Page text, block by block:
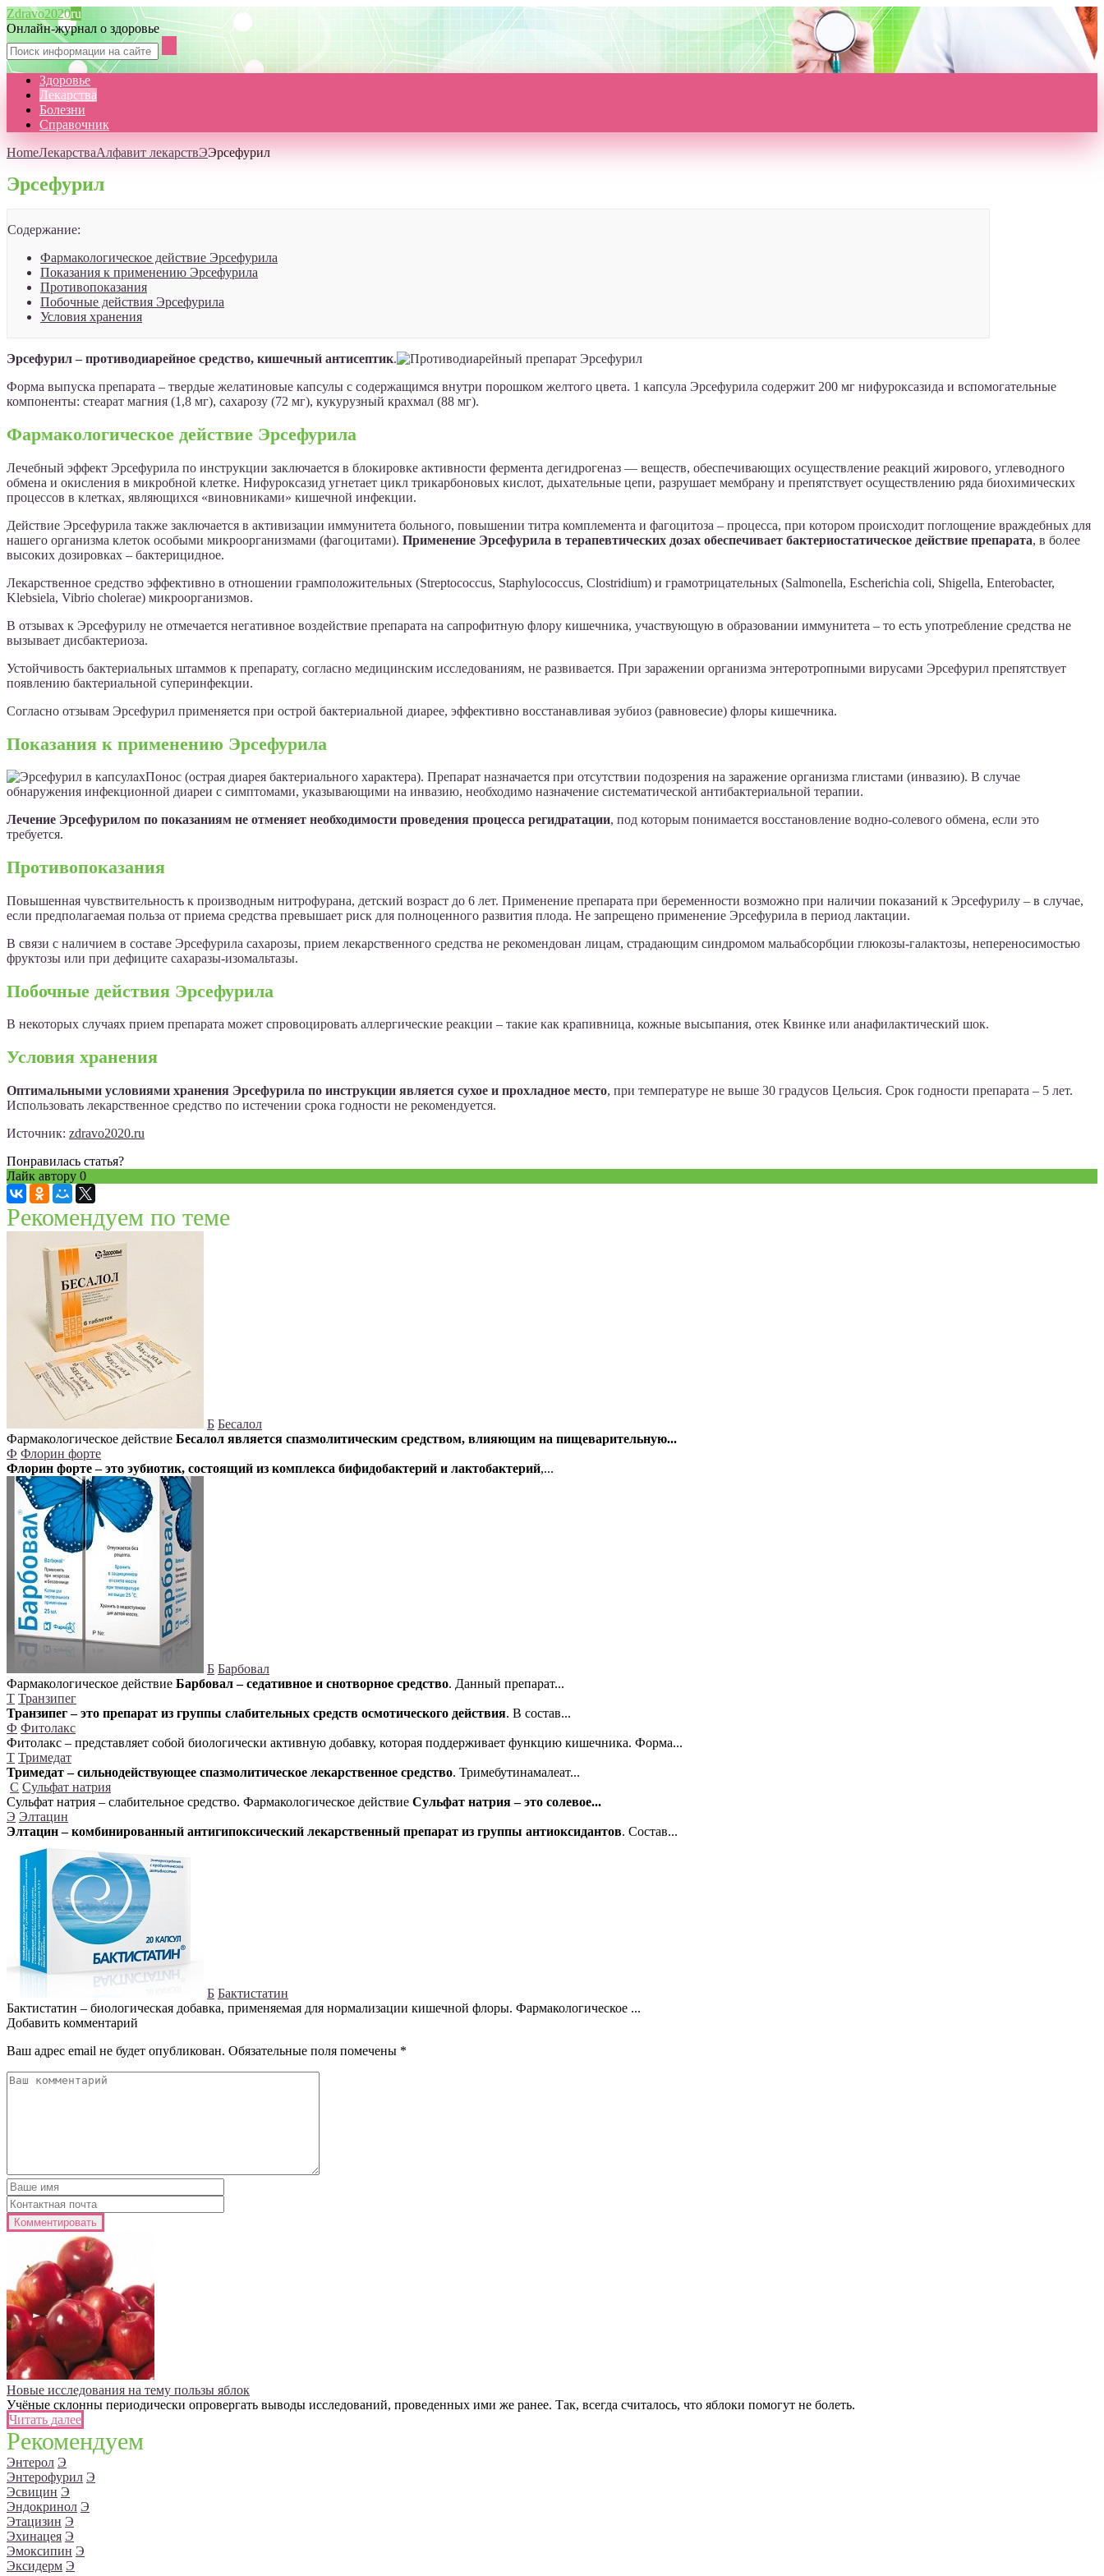
Zdravo2020ru
Онлайн-журнал о здоровье
Здоровье
Лекарства
Болезни
Справочник
HomeЛекарстваАлфавит лекарствЭЭрсефурил
Эрсефурил
Содержание:
Фармакологическое действие Эрсефурила
Показания к применению Эрсефурила
Противопоказания
Побочные действия Эрсефурила
Условия хранения
Эрсефурил – противодиарейное средство, кишечный антисептик.
Форма выпуска препарата – твердые желатиновые капсулы с содержащимся внутри порошком желтого цвета. 1 капсула Эрсефурила содержит 200 мг нифуроксазида и вспомогательные
компоненты: стеарат магния (1,8 мг), сахарозу (72 мг), кукурузный крахмал (88 мг).
Фармакологическое действие Эрсефурила
Лечебный эффект Эрсефурила по инструкции заключается в блокировке активности фермента дегидрогеназ — веществ, обеспечивающих осуществление реакций жирового, углеводного
обмена и окисления в микробной клетке. Нифуроксазид угнетает цикл трикарбоновых кислот, дыхательные цепи, разрушает мембрану и препятствует осуществлению ряда биохимических
процессов в клетках, являющихся «виновниками» кишечной инфекции.
Действие Эрсефурила также заключается в активизации иммунитета больного, повышении титра комплемента и фагоцитоза – процесса, при котором происходит поглощение враждебных для
нашего организма клеток особыми микроорганизмами (фагоцитами). Применение Эрсефурила в терапевтических дозах обеспечивает бактериостатическое действие препарата, в более
высоких дозировках – бактерицидное.
Лекарственное средство эффективно в отношении грамположительных (Streptococcus, Staphylococcus, Clostridium) и грамотрицательных (Salmonella, Escherichia coli, Shigella, Enterobacter,
Klebsiela, Vibrio cholerae) микроорганизмов.
В отзывах к Эрсефурилу не отмечается негативное воздействие препарата на сапрофитную флору кишечника, участвующую в образовании иммунитета – то есть употребление средства не
вызывает дисбактериоза.
Устойчивость бактериальных штаммов к препарату, согласно медицинским исследованиям, не развивается. При заражении организма энтеротропными вирусами Эрсефурил препятствует
появлению бактериальной суперинфекции.
Согласно отзывам Эрсефурил применяется при острой бактериальной диарее, эффективно восстанавливая эубиоз (равновесие) флоры кишечника.
Показания к применению Эрсефурила
Понос (острая диарея бактериального характера). Препарат назначается при отсутствии подозрения на заражение организма глистами (инвазию). В случае
обнаружения инфекционной диареи с симптомами, указывающими на инвазию, необходимо назначение систематической антибактериальной терапии.
Лечение Эрсефурилом по показаниям не отменяет необходимости проведения процесса регидратации, под которым понимается восстановление водно-солевого обмена, если это
требуется.
Противопоказания
Повышенная чувствительность к производным нитрофурана, детский возраст до 6 лет. Применение препарата при беременности возможно при наличии показаний к Эрсефурилу – в случае,
если предполагаемая польза от приема средства превышает риск для полноценного развития плода. Не запрещено применение Эрсефурила в период лактации.
В связи с наличием в составе Эрсефурила сахарозы, прием лекарственного средства не рекомендован лицам, страдающим синдромом мальабсорбции глюкозы-галактозы, непереносимостью
фруктозы или при дефиците сахаразы-изомальтазы.
Побочные действия Эрсефурила
В некоторых случаях прием препарата может спровоцировать аллергические реакции – такие как крапивница, кожные высыпания, отек Квинке или анафилактический шок.
Условия хранения
Оптимальными условиями хранения Эрсефурила по инструкции является сухое и прохладное место, при температуре не выше 30 градусов Цельсия. Срок годности препарата – 5 лет.
Использовать лекарственное средство по истечении срока годности не рекомендуется.
Источник: zdravo2020.ru
Понравилась статья?
Лайк автору 0
Рекомендуем по теме
Б Бесалол
Фармакологическое действие Бесалол является спазмолитическим средством, влияющим на пищеварительную...
Ф Флорин форте
Флорин форте – это эубиотик, состоящий из комплекса бифидобактерий и лактобактерий,...
Б Барбовал
Фармакологическое действие Барбовал – седативное и снотворное средство. Данный препарат...
Т Транзипег
Транзипег – это препарат из группы слабительных средств осмотического действия. В состав...
Ф Фитолакс
Фитолакс – представляет собой биологически активную добавку, которая поддерживает функцию кишечника. Форма...
Т Тримедат
Тримедат – сильнодействующее спазмолитическое лекарственное средство. Тримебутинамалеат...
С Сульфат натрия
Сульфат натрия – слабительное средство. Фармакологическое действие Сульфат натрия – это солевое...
Э Элтацин
Элтацин – комбинированный антигипоксический лекарственный препарат из группы антиоксидантов. Состав...
Б Бактистатин
Бактистатин – биологическая добавка, применяемая для нормализации кишечной флоры. Фармакологическое ...
Добавить комментарий
Ваш адрес email не будет опубликован. Обязательные поля помечены *
Новые исследования на тему пользы яблок
Учёные склонны периодически опровергать выводы исследований, проведенных ими же ранее. Так, всегда считалось, что яблоки помогут не болеть.
Читать далее
Рекомендуем
Энтерол Э
Энтерофурил Э
Эсвицин Э
Эндокринол Э
Этацизин Э
Эхинацея Э
Эмоксипин Э
Эксидерм Э